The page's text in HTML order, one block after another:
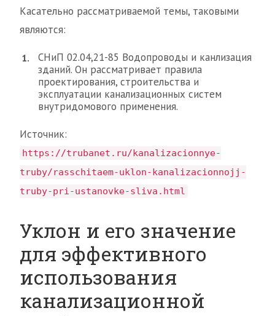
Касательно рассматриваемой темы, таковыми
являются:
СНиП 02.04,21-85 Водопроводы и канлизация
зданий. Он рассматривает правила
проектирования, строительства и
эксплуатации канализационных систем
внутридомового применения.
Источник:
https://trubanet.ru/kanalizacionnye-
truby/rasschitaem-uklon-kanalizacionnojj-
truby-pri-ustanovke-sliva.html
Уклон и его значение
для эффективного
использования
канализационной